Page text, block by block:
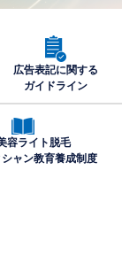
広告表記に関する
ガイドライン
容ライト脱毛
ャン教育養成制度